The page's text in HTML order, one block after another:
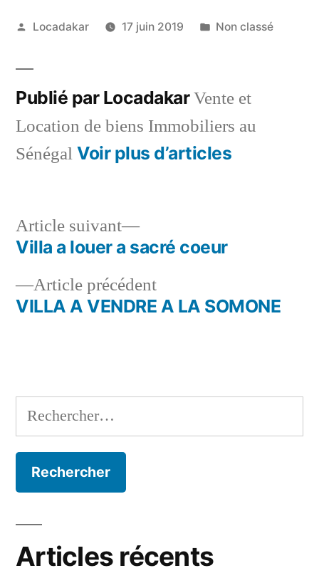
Publié
Locadakar 17 juin 2019
Publié
Non classé
Publié par LocadakarVente et
Location de biens Immobiliers au
Sénégal Voir plus d’articles
Navigation
deArticle précédentArticle
précédent :
VILLA A VENDRE A LA SOMONE
Article suivant
Article
suivant :
Villa a louer a sacré coeur
Rechercher :
Articles récents